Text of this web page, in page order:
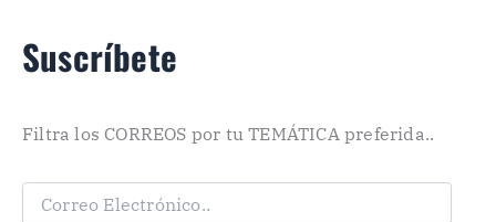
Suscríbete
Filtra los CORREOS por tu TEMÁTICA preferida..
C